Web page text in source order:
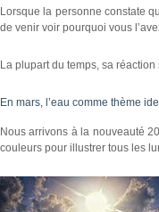
Lorsque la personne constate
de venir voir pourquoi vous
La plupart du temps, sa
En mars, l’eau comme thème
Nous arrivons à la nouveauté
couleurs pour illustrer tous les